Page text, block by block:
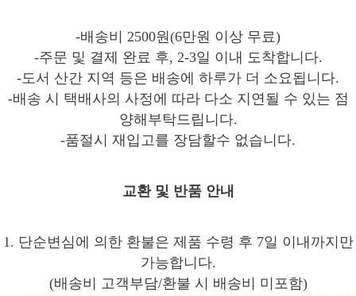
-배송비 2500원(6만원 이상 무료)
-주문 및 결제 완료 후, 2-3일 이내 도착합니다.
-도서 산간 지역 등은 배송에 하루가 더 소요됩니다.
-배송 시 택배사의 사정에 따라 다소 지연될 수 있는 점
양해부탁드립니다.
-품절시 재입고를 장담할수 없습니다.
교환 및 반품 안내
1. 단순변심에 의한 환불은 제품 수령 후 7일 이내까지만
가능합니다.
(배송비 고객부담/환불 시 배송비 미포함)